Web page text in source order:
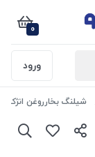
0
ورود
شیلنگ بخارروغن انژکتور پراید 508129